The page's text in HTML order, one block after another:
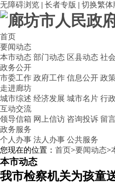
无障碍浏览 | 长者专版 | 切换繁体
首页
要闻动态
本市动态 部门动态 区县动态 社
政务公开
市委工作 政府工作 信息公开 政
走进廊坊
城市综述 经济发展 城市名片 行
互动交流
领导信箱 网上信访 咨询投诉 留
政务服务
个人办事 法人办事 公共服务
您现在的位置： 首页>要闻动态>
本市动态
我市检察机关为孩童